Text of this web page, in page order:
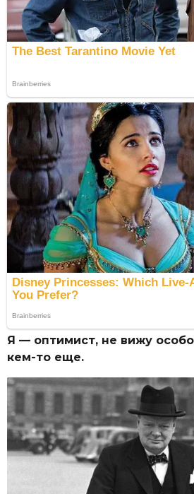
Я — оптимист, не вижу
кем-то еще.